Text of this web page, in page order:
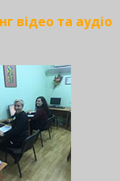
відео та аудіо